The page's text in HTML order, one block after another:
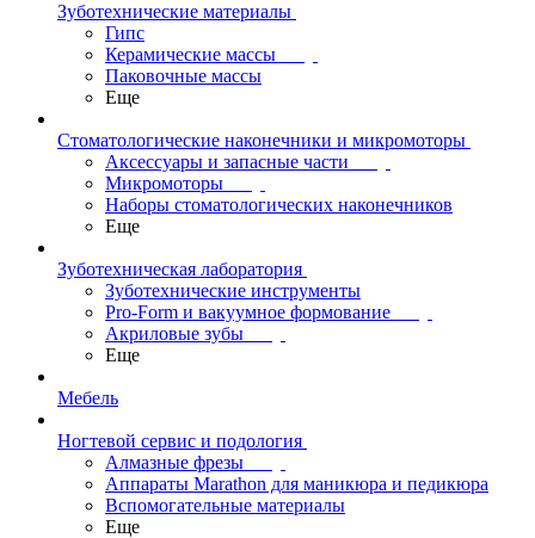
Зуботехнические материалы
Гипс
Керамические массы
Паковочные массы
Еще
Стоматологические наконечники и микромоторы
Аксессуары и запасные части
Микромоторы
Наборы стоматологических наконечников
Еще
Зуботехническая лаборатория
Зуботехнические инструменты
Pro-Form и вакуумное формование
Акриловые зубы
Еще
Мебель
Ногтевой сервис и подология
Алмазные фрезы
Аппараты Marathon для маникюра и педикюра
Вспомогательные материалы
Еще